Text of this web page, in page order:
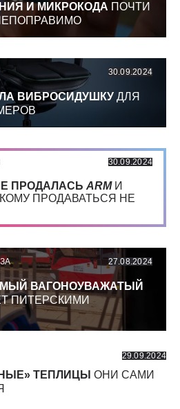
И МИКРОКОДА ПОЧТИ
30.09.2024
ВИБРОСИДУШКУ ДЛЯ
30.09.2024
ПРОДАЛАСЬ ARMИ
ПРОДАВАТЬСЯ НЕ
27.08.2024
ВАГОНОУВАЖАТЫЙ
ПИТЕРСКИМИ
29.09.2024
ТЕПЛИЦЫ ОНИ САМИ